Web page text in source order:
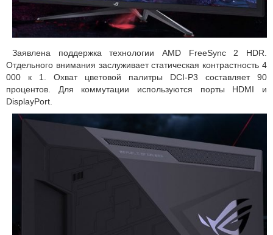
Заявлена поддержка технологии AMD FreeSync 2 HDR.
Отдельного внимания заслуживает статическая контрастность 4
000 к 1. Охват цветовой палитры DCI-P3 составляет 90
процентов. Для коммутации используются порты HDMI и
DisplayPort.